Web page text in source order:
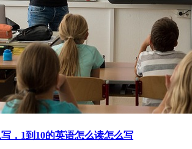
，1到10的英语怎么读怎么写